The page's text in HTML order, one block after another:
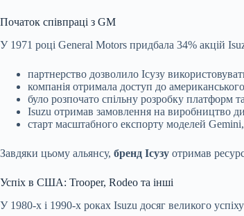
Початок співпраці з GM
У 1971 році General Motors придбала 34% акцій
партнерство дозволило Ісузу
компанія отримала доступ до
було розпочато спільну розробку платформ
Isuzu отримав замовлення на виробництво
старт масштабного експорту моделей
Завдяки цьому альянсу, бренд Ісузу отримав
Успіх в США: Trooper, Rodeo та інші
У 1980-х і 1990-х роках Isuzu досяг великого